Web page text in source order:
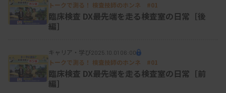
骨太方針が作られるまでには、いくつかの工程があ
トークで測る！ 検査技師のホンネ #01
臨床検査 DX――最先端を走る検査室の日常［後
編］
キャリア・学び2025.10.01 06:00
トークで測る！ 検査技師のホンネ #01
臨床検査 DX――最先端を走る検査室の日常［前
編］